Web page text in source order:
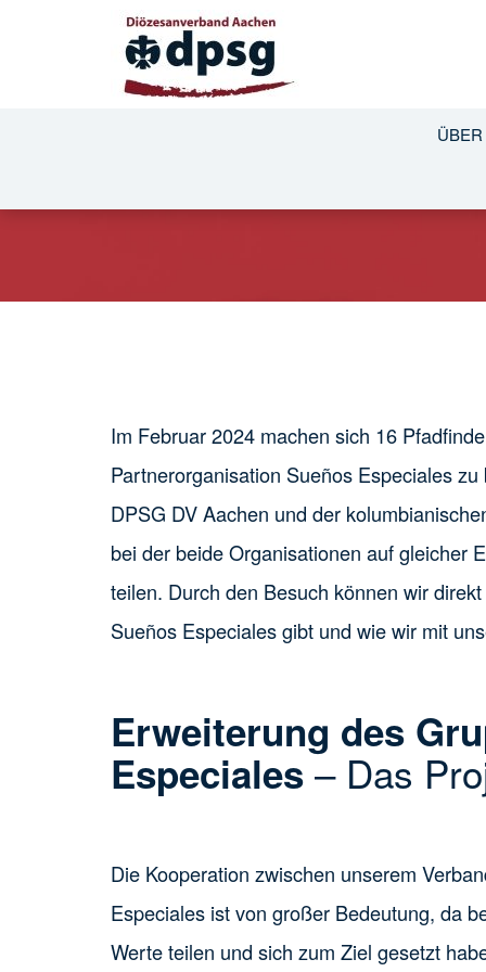
Im Februar 2024 machen sich 16
Partnerorganisation Sueños Especiales
DPSG DV Aachen und der
bei der beide Organisationen auf gleicher
teilen. Durch den Besuch können wir
Sueños Especiales gibt und wie wir mit
Erweiterung des
Especiales – Das
Die Kooperation zwischen unserem
Especiales ist von großer Bedeutung, da
Werte teilen und sich zum Ziel gesetzt